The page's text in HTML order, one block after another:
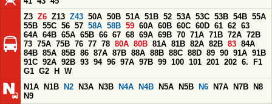
Z3 Z6 Z13 Z43 50A 50B 51A 51B 52 53A 53C 53B 54B 55A
55B 55C 56 57 58A 58B 59 60A 60B 60C 60D 61 62 63
64A 64B 65A 65B 66 67 68 69A 69B 70 71A 71B 72A 72B
73 75A 75B 76 77 78 80A 80B 81A 81B 82A 82B 83 84A
84B 85A 85B 86 87A 87B 88A 88B 88C 88D 89 90 91A 91B
91C 92A 92B 93 94 96 97A 97B 99 100 101 201 202 6.
F1
G1 G2 H
W
N1A
N1B N2 N3A N3B N4A N4B N5A N5B N6 N7A N7B
N8
N9